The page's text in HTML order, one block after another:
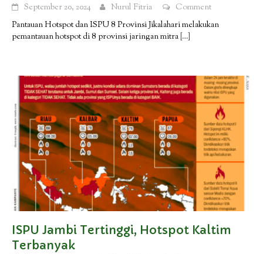
September 20, 2024 Nurul Fitria
Comment
Pantauan Hotspot dan ISPU 8 Provinsi Jikalahari melakukan
pemantauan hotspot di 8 provinsi jaringan mitra […]
ISPU Jambi Tertinggi, Hotspot Kaltim
Terbanyak